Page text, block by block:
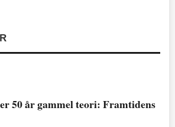
50 år gammel teori: Framtidens